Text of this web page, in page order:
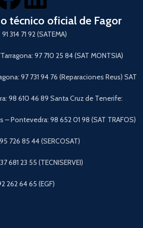
técnico oficial de Fagor
314 71 92 (SATEMA)
97 710 25 84 (SAT MONTSIA)
97 731 94 76 (Reparaciones Reus) SAT
98 610 46 89 Santa Cruz de Tenerife:
– Pontevedra: 98 652 01 98 (SAT TRAFOS)
726 85 44 (SERCOSAT)
681 23 55 (TECNISERVEI)
262 64 65 (EGF)